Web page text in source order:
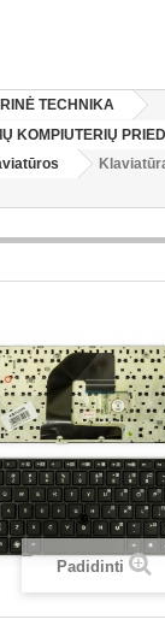
TECHNIKA
KOMPIUTERIŲ
Padidinti